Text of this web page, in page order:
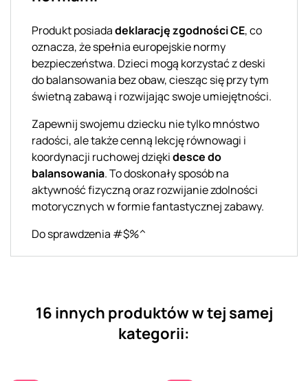
Produkt posiadadeklarację zgodności CE, co
oznacza, że spełnia europejskie normy
bezpieczeństwa. Dzieci mogą korzystać z deski
do balansowania bez obaw, ciesząc się przy tym
świetną zabawą i rozwijając swoje umiejętności.
Zapewnij swojemu dziecku nie tylko mnóstwo
radości, ale także cenną lekcję równowagi i
koordynacji ruchowej dziękidesce do
balansowania. To doskonały sposób na
aktywność fizyczną oraz rozwijanie zdolności
motorycznych w formie fantastycznej zabawy.
Do sprawdzenia #$%^
16 innych produktów w tej samej
kategorii: